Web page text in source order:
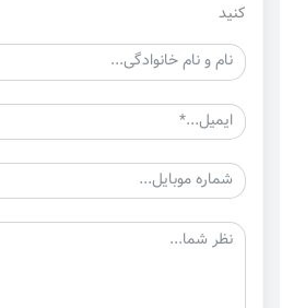
کنید